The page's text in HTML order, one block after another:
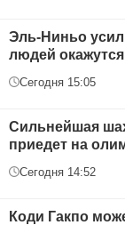
Эль-Ниньо
людей
Сегодня 15:05
Сильнейшая
приедет на
Сегодня 14:52
Коди Гакпо